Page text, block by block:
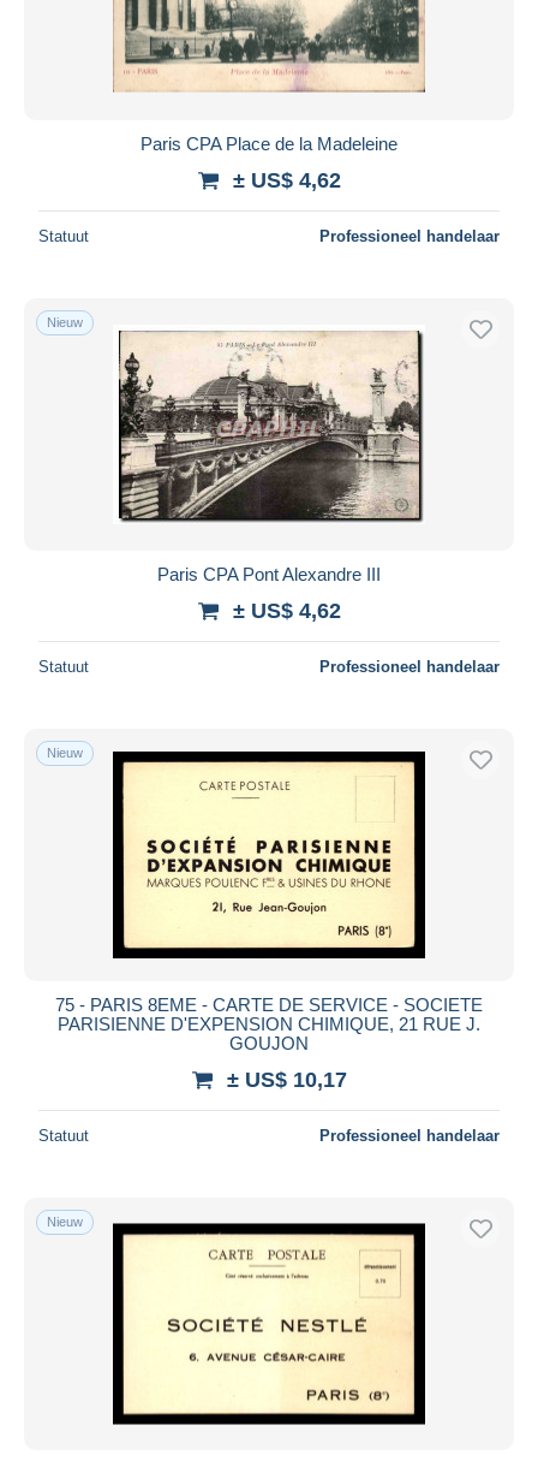
Paris CPA Place de la Madeleine
± US$ 4,62
Statuut Professioneel handelaar
Nieuw
Paris CPA Pont Alexandre III
± US$ 4,62
Statuut Professioneel handelaar
Nieuw
75 - PARIS 8EME - CARTE DE SERVICE - SOCIETE
PARISIENNE D'EXPENSION CHIMIQUE, 21 RUE J.
GOUJON
± US$ 10,17
Statuut Professioneel handelaar
Nieuw